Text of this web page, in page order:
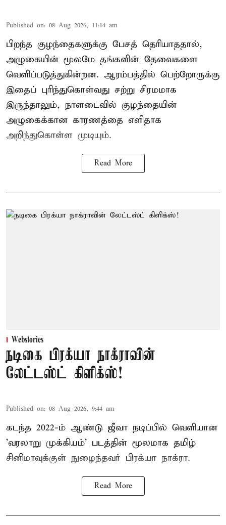
Published on: 08 Aug 2026, 11:14 am
பிறந்த குழந்தைகளுக்கு பேசத் தெரியாததால்,
அழுகையின் மூலமே தங்களின் தேவைகளை
வெளிப்படுத்துகின்றன. ஆரம்பத்தில் பெற்றோருக்கு
இதைப் புரிந்துகொள்வது சற்று சிரமமாக
இருந்தாலும், நாளடைவில் குழந்தையின்
அழுகைக்கான காரணத்தை எளிதாக
அறிந்துகொள்ள முடியும்.
Read More
Webstories
நடிகை பிரக்யா நாக்ராவின்
லேட்டஸ்ட் கிளிக்ஸ்!
Published on: 08 Aug 2026, 9:44 am
கடந்த 2022-ம் ஆண்டு ஜீவா நடிப்பில் வெளியான
'வரலாறு முக்கியம்' படத்தின் மூலமாக தமிழ்
சினிமாவுக்குள் நுழைந்தவர் பிரக்யா நாக்ரா.
Read More